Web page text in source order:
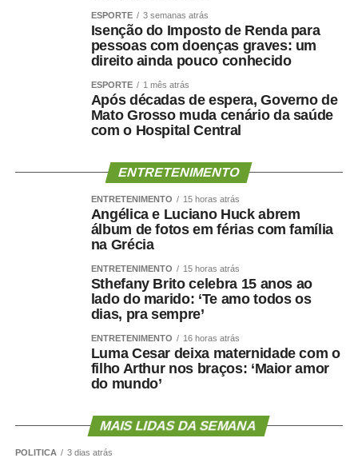
Festeja Sinop 2026. Promovido pela Prefeitura de Sinop,
o Festeja Sinop 2026 será realizado de 30 de agosto a 14
de setembro, em celebração aos 52 anos de fundação do
município. O calendário oficial das festividades será
divulgado nos próximos dias pela Prefeitura de Sinop.
COMENTE ABAIXO:
WhatsApp
Facebook
Twitter
Messenger
LinkedIn
Share
ESPORTE 3 semanas atrás
Isenção do Imposto de Renda para
pessoas com doenças graves: um
direito ainda pouco conhecido
ESPORTE 1 mês atrás
Após décadas de espera, Governo de
Mato Grosso muda cenário da saúde
com o Hospital Central
ENTRETENIMENTO
ENTRETENIMENTO 15 horas atrás
Angélica e Luciano Huck abrem
álbum de fotos em férias com família
na Grécia
ENTRETENIMENTO 15 horas atrás
Sthefany Brito celebra 15 anos ao
lado do marido: ‘Te amo todos os
dias, pra sempre’
ENTRETENIMENTO 16 horas atrás
Luma Cesar deixa maternidade com o
filho Arthur nos braços: ‘Maior amor
do mundo’
MAIS LIDAS DA SEMANA
POLÍTICA 3 dias atrás